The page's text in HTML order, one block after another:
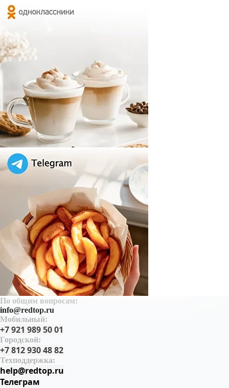
По общим вопросам:
info@redtop.ru
Мобильный:
+7 921 989 50 01
Городской:
+7 812 930 48 82
Техподдержка:
help@redtop.ru
Телеграм